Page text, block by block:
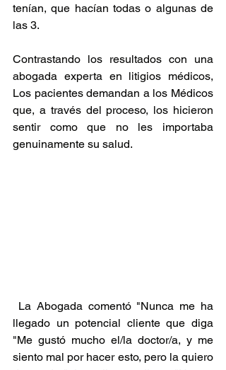
tenían, que hacían todas o algunas de
las 3.
Contrastando los resultados con una
abogada experta en litigios médicos,
Los pacientes demandan a los Médicos
que, a través del proceso, los hicieron
sentir como que no les importaba
genuinamente su salud.
llegado un potencial cliente que diga
"Me gustó mucho el/la doctor/a, y me
siento mal por hacer esto, pero la quiero